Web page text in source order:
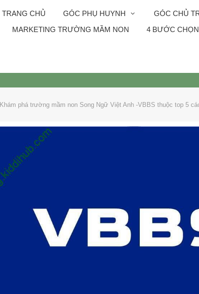
TRANG CHỦ GÓC PHỤ HUYNH GÓC CHỦ
MARKETING TRƯỜNG MẦM NON
4 BƯỚC
Khám phá trường mầm non Song Ngữ Việt Anh -VBBS thuộc top 5